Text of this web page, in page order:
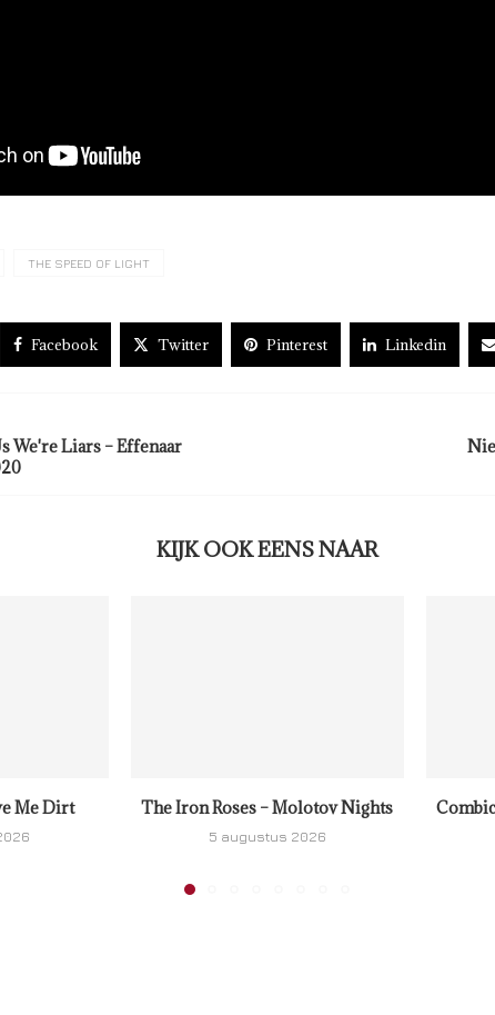
THE SPEED OF LIGHT
Facebook Twitter Pinterest Linkedin
We're Liars – Effenaar
KIJK OOK EENS NAAR
Me Dirt The Iron Roses – Molotov Nights
5 augustus 2026